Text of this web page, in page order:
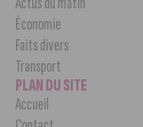
Économie
Faits divers
Transport
PLAN DU SITE
Accueil